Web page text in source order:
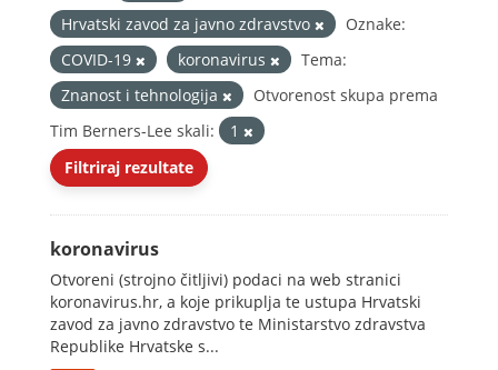
Hrvatski zavod za javno zdravstvo
Oznake:
COVID-19
koronavirus
Tema:
Znanost i tehnologija
Otvorenost skupa prema
Tim Berners-Lee skali:
1
Filtriraj rezultate
koronavirus
Otvoreni (strojno čitljivi) podaci na web stranici
koronavirus.hr, a koje prikuplja te ustupa Hrvatski
zavod za javno zdravstvo te Ministarstvo zdravstva
Republike Hrvatske s...